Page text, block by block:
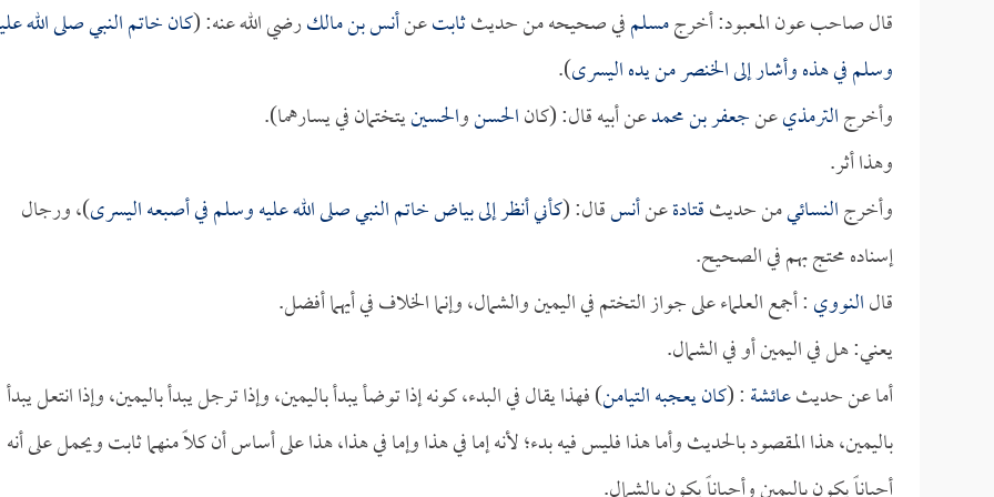
قال صاحب عون المعبود: أخرجمسلمفي صحيحه من حديثثابتعنأنس بن مالكرضي الله عنه: (كان خاتم النبي صلى الله
وسلم في هذه وأشار إلى الخنصر من يده اليسرى).
وأخرجالترمذيعنجعفر بن محمدعن أبيه قال: (كانالحسنوالحسينيتختمان في يسارهما).
وهذا أثر.
وأخرجالنسائيمن حديثقتادةعنأنسقال: (كأني أنظر إلى بياض خاتم النبي صلى الله عليه وسلم في أصبعه اليسرى)، ورجال
إسناده محتج بهم في الصحيح.
قالالنووي: أجمع العلماء على جواز التختم في اليمين والشمال، وإنما الخلاف في أيهما أفضل.
يعني: هل في اليمين أو في الشمال.
أما عن حديثعائشة: (كان يعجبه التيامن) فهذا يقال في البدء، كونه إذا توضأ يبدأ باليمين، وإذا ترجل يبدأ باليمين، وإذا انتعل يبدأ
باليمين، هذا المقصود بالحديث وأما هذا فليس فيه بدء؛ لأنه إما في هذا وإما في هذا، هذا على أساس أن كلاً منهما ثابت ويحمل على أنه